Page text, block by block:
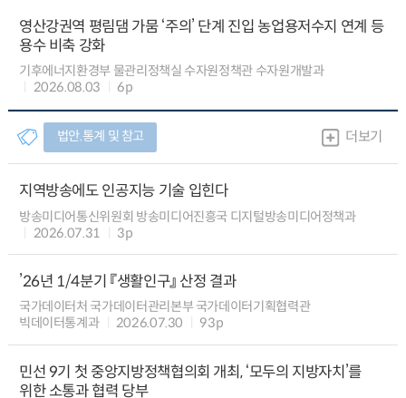
영산강권역 평림댐 가뭄 ‘주의’ 단계 진입 농업용저수지 연계 등
용수 비축 강화
기후에너지환경부 물관리정책실 수자원정책관 수자원개발과
2026.08.03
6p
법안.통계 및 참고 더보기
지역방송에도 인공지능 기술 입힌다
방송미디어통신위원회 방송미디어진흥국 디지털방송미디어정책과
2026.07.31
3p
’26년 1/4분기 『생활인구』 산정 결과
국가데이터처 국가데이터관리본부 국가데이터기획협력관
빅데이터통계과
2026.07.30 93p
민선 9기 첫 중앙지방정책협의회 개최, ‘모두의 지방자치’를
위한 소통과 협력 당부